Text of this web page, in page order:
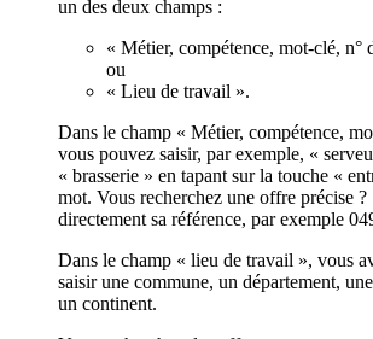
un des deux champs :
« Métier, compétence, mot-clé, n°
ou
« Lieu de travail ».
Dans le champ « Métier, compétence,
vous pouvez saisir, par exemple, «
« brasserie » en tapant sur la touche «
mot. Vous recherchez une offre précise ?
directement sa référence, par exemple
Dans le champ « lieu de travail », vous
saisir une commune, un département,
un continent.